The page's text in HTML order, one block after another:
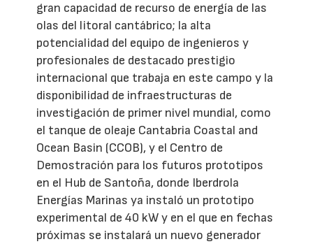
gran capacidad de recurso de energía de las
olas del litoral cantábrico; la alta
potencialidad del equipo de ingenieros y
profesionales de destacado prestigio
internacional que trabaja en este campo y la
disponibilidad de infraestructuras de
investigación de primer nivel mundial, como
el tanque de oleaje Cantabria Coastal and
Ocean Basin (CCOB), y el Centro de
Demostración para los futuros prototipos
en el Hub de Santoña, donde Iberdrola
Energías Marinas ya instaló un prototipo
experimental de 40 kW y en el que en fechas
próximas se instalará un nuevo generador